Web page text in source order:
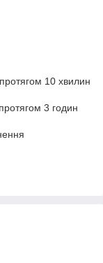
10 хвилин
3 годин